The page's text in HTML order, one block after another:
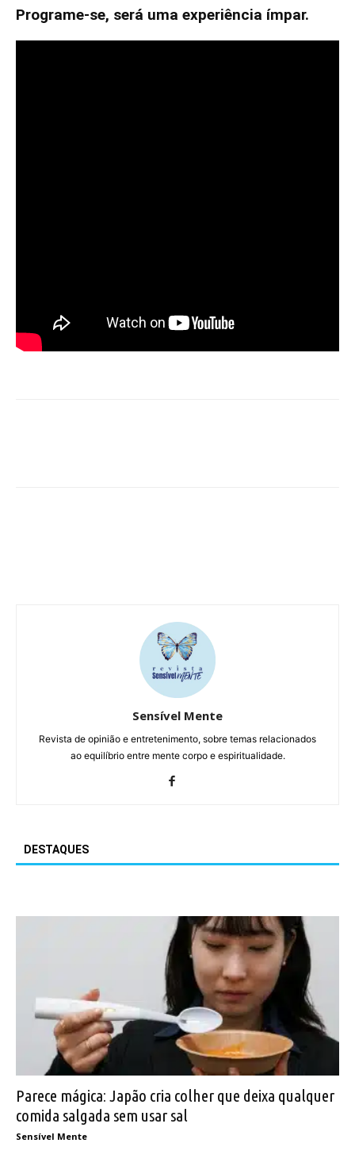
Programe-se, será uma experiência ímpar.
Sensível Mente
Revista de opinião e entretenimento, sobre temas relacionados
ao equilíbrio entre mente corpo e espiritualidade.
DESTAQUES
Parece mágica: Japão cria colher que deixa qualquer
comida salgada sem usar sal
Sensível Mente